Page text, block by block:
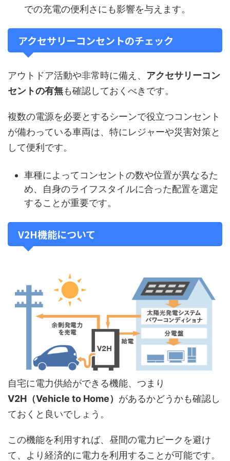
での充電の便利さにも影響を与えます。
アクセサリーコンセントのチェック
アウトドア活動や非常時に備え、 アクセサリーコン
セントの有無も確認しておくべきです。
複数の電源を必要とするシーンで役立つコンセント
が備わっている車両は、特にレジャーや災害対策と
して便利です。
車種によってコンセントの数や位置が異なるた
め、自身のライフスタイルに合った配置を選定
することが重要です。
V2H機能について
自宅に電力供給ができる機能、つまり
V2H（Vehicle to Home） があるかどうかも確認し
ておくと良いでしょう。
この機能を利用すれば、昼間の電力ピークを避け
て、より経済的に電力を利用することが可能です。